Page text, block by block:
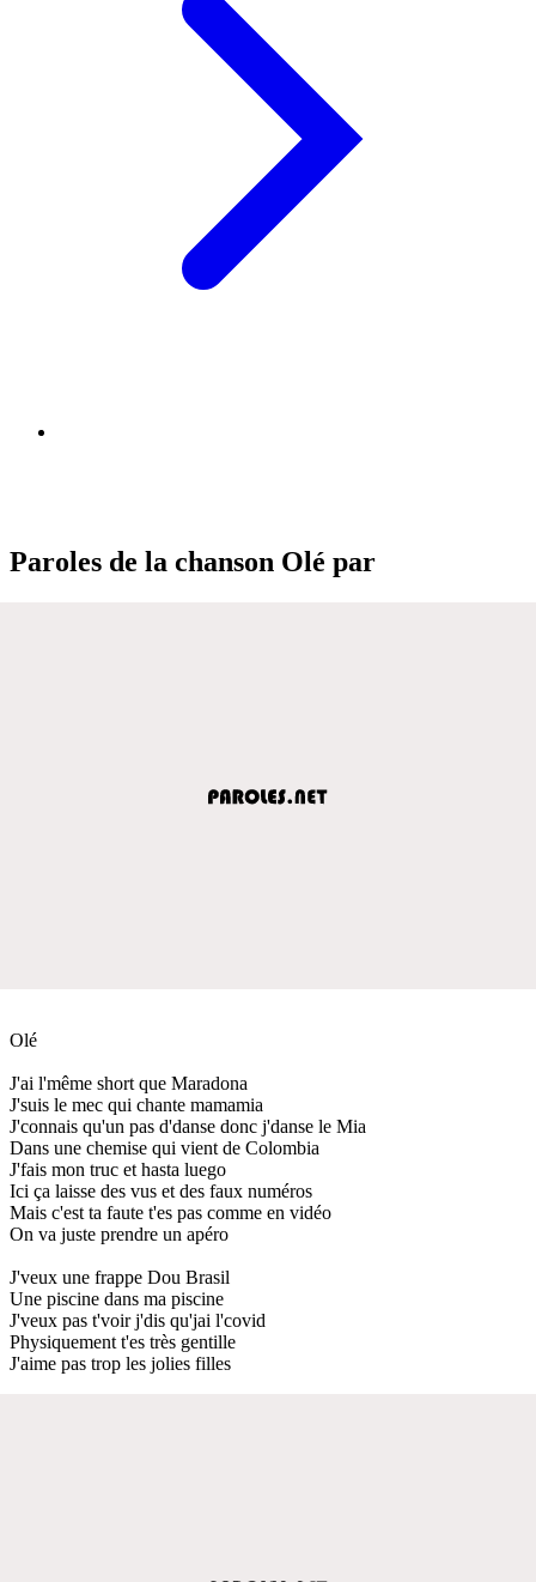
Paroles de la chanson Olé par
Olé
J'ai l'même short que Maradona
J'suis le mec qui chante mamamia
J'connais qu'un pas d'danse donc j'danse le Mia
Dans une chemise qui vient de Colombia
J'fais mon truc et hasta luego
Ici ça laisse des vus et des faux numéros
Mais c'est ta faute t'es pas comme en vidéo
On va juste prendre un apéro
J'veux une frappe Dou Brasil
Une piscine dans ma piscine
J'veux pas t'voir j'dis qu'jai l'covid
Physiquement t'es très gentille
J'aime pas trop les jolies filles